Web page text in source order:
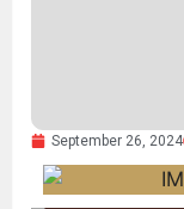
September 26, 2024